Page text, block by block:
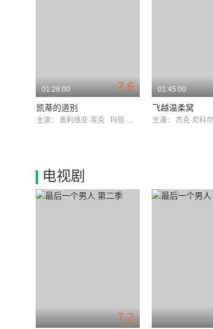
7.6
01:28:00
凯蒂的道别
主演： 奥利维亚·库克 玛丽·斯汀伯根
01:45:00
飞越温柔窝
主演： 杰克·尼科
电视剧
7.2